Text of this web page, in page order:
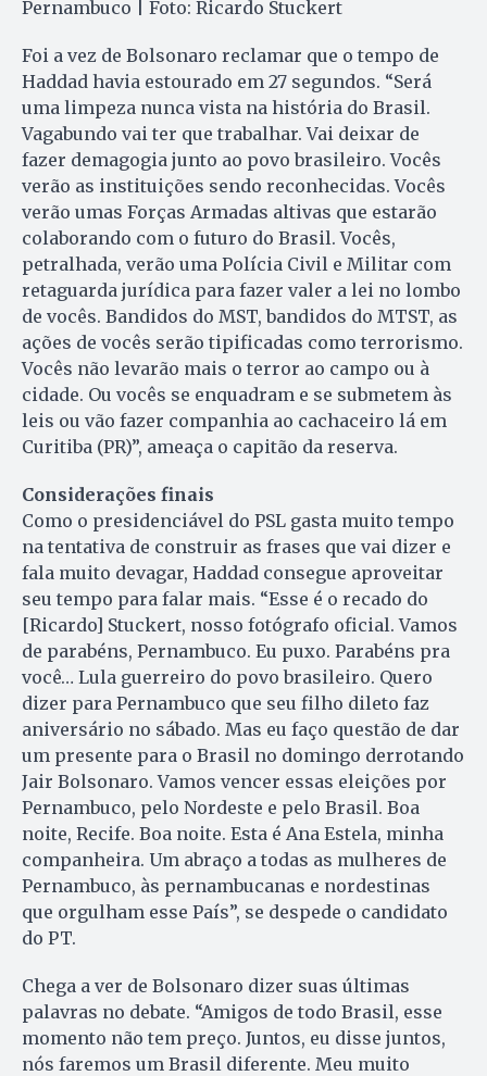
Pernambuco | Foto: Ricardo Stuckert
Foi a vez de Bolsonaro reclamar que o tempo de
Haddad havia estourado em 27 segundos. “Será
uma limpeza nunca vista na história do Brasil.
Vagabundo vai ter que trabalhar. Vai deixar de
fazer demagogia junto ao povo brasileiro. Vocês
verão as instituições sendo reconhecidas. Vocês
verão umas Forças Armadas altivas que estarão
colaborando com o futuro do Brasil. Vocês,
petralhada, verão uma Polícia Civil e Militar com
retaguarda jurídica para fazer valer a lei no lombo
de vocês. Bandidos do MST, bandidos do MTST, as
ações de vocês serão tipificadas como terrorismo.
Vocês não levarão mais o terror ao campo ou à
cidade. Ou vocês se enquadram e se submetem às
leis ou vão fazer companhia ao cachaceiro lá em
Curitiba (PR)”, ameaça o capitão da reserva.
Considerações finais
Como o presidenciável do PSL gasta muito tempo
na tentativa de construir as frases que vai dizer e
fala muito devagar, Haddad consegue aproveitar
seu tempo para falar mais. “Esse é o recado do
[Ricardo] Stuckert, nosso fotógrafo oficial. Vamos
de parabéns, Pernambuco. Eu puxo. Parabéns pra
você… Lula guerreiro do povo brasileiro. Quero
dizer para Pernambuco que seu filho dileto faz
aniversário no sábado. Mas eu faço questão de dar
um presente para o Brasil no domingo derrotando
Jair Bolsonaro. Vamos vencer essas eleições por
Pernambuco, pelo Nordeste e pelo Brasil. Boa
noite, Recife. Boa noite. Esta é Ana Estela, minha
companheira. Um abraço a todas as mulheres de
Pernambuco, às pernambucanas e nordestinas
que orgulham esse País”, se despede o candidato
do PT.
Chega a ver de Bolsonaro dizer suas últimas
palavras no debate. “Amigos de todo Brasil, esse
momento não tem preço. Juntos, eu disse juntos,
nós faremos um Brasil diferente. Meu muito